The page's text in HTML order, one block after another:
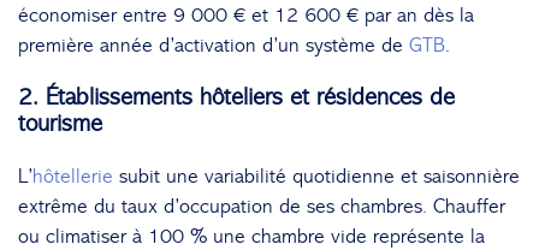
économiser entre 9 000 € et 12 600 € par an dès la
première année d’activation d’un système de GTB.
2. Établissements hôteliers et résidences de
tourisme
L’hôtellerie subit une variabilité quotidienne et saisonnière
extrême du taux d’occupation de ses chambres. Chauffer
ou climatiser à 100 % une chambre vide représente la